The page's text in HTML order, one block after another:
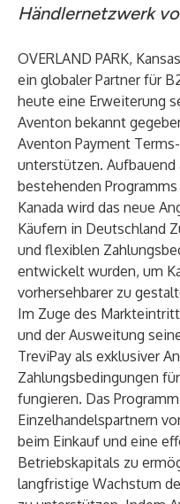
Händlernetzwerk
OVERLAND PARK,
ein globaler Partner für
heute eine Erweiterung
Aventon bekannt
Aventon Payment
unterstützen. Aufbauend
bestehenden
Kanada wird das neue
Käufern in Deutschland
und flexiblen
entwickelt wurden, um
vorhersehbarer zu
Im Zuge des
und der Ausweitung
TreviPay als exklusiver
Zahlungsbedingungen
fungieren. Das
Einzelhandelspartnern
beim Einkauf und eine
Betriebskapitals zu
langfristige Wachstum